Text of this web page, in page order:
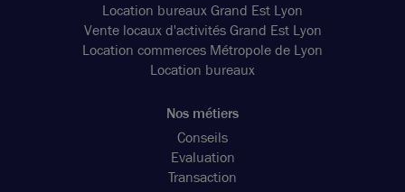
Location bureaux Grand Est Lyon
Vente locaux d'activités Grand Est Lyon
Location commerces Métropole de Lyon
Location bureaux
Nos métiers
Conseils
Evaluation
Transaction